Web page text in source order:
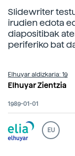
Slidewriter
irudien edota
diapositibak
periferiko bat
Elhuyar aldizkaria: 19
Elhuyar Zientzia
1989-01-01
EU